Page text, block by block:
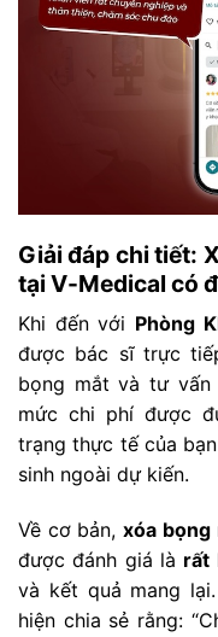
Giải đáp chi tiết:
tại V-Medical có
Khi đến với Phòng
được bác sĩ trực
bọng mắt và tư vấn
mức chi phí được
trạng thực tế của
sinh ngoài dự kiến.
Về cơ bản,xóa bọng
được đánh giá là rất
và kết quả mang
hiện chia sẻ rằng: